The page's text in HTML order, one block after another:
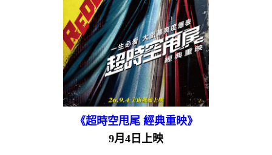
《超時空甩尾 經典重映》
9月4日上映